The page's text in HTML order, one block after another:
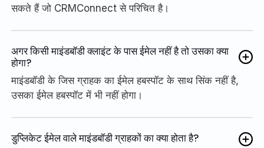
सकते हैं जो CRMConnect से परिचित है।
अगर किसी माइंडबॉडी क्लाइंट के पास ईमेल नहीं है तो उसका क्या
होगा?
माइंडबॉडी के जिस ग्राहक का ईमेल हबस्पॉट के साथ सिंक नहीं है,
उसका ईमेल हबस्पॉट में भी नहीं होगा।
डुप्लिकेट ईमेल वाले माइंडबॉडी ग्राहकों का क्या होता है?